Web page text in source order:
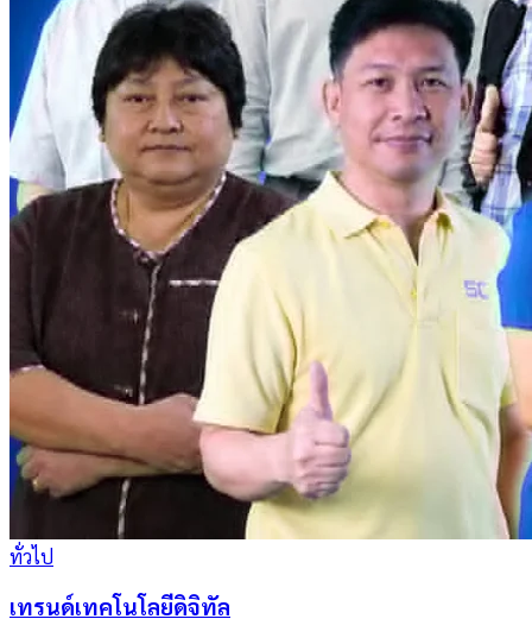
ทั่วไป
เทรนด์เทคโนโลยีดิจิทัล